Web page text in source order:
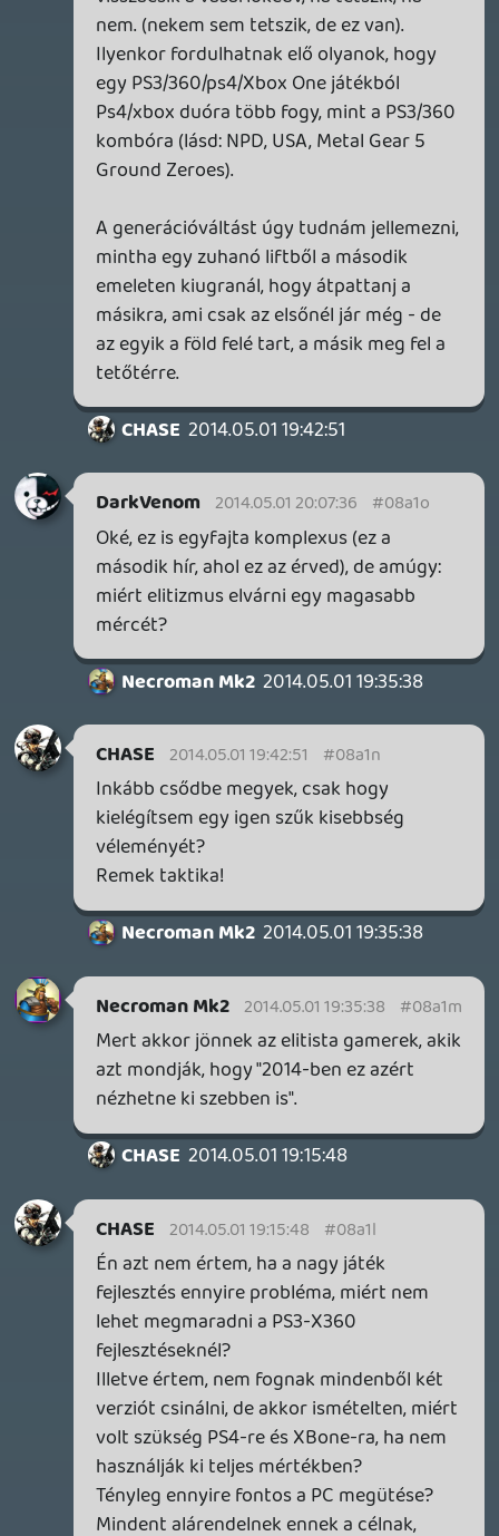
Nagyon profi technológia, le a kalappal,
nekem ezek nagyon tetszenek.
Danee 2014.05.01 00:21:07
Danee 2014.05.01 00:21:07 #08a1d
Tényleg király lenne, de azért ez is eléggé
szuper:
Tekerd 2:30-ra, ha magától nem menne
oda.
Alwares 2014.04.30 23:57:21 #08a1c
Át kell ültetni szépen VR-ra, ez való az arra
Danee 2014.04.30 21:43:15
mcmacko 2014.04.30 23:35:20 #08a1b
Azért az óbégatásról tudni kell, hogy
lőni.... 😃
liquid 2014.04.30 22:21:30 #08a1a
Tegnap éjszaka bedobtuk, aki lemaradt
volna róla: az első másfél perc vágatlanul,
utómunka nélkül:
Siklarat lefoglalta a Dark Souls II PC-s
kiadása ? 😃
2014.04.30 21:55:30#08a18
azerbaijanban kiadott 😃 😃 😃 😃
Danee 2014.04.30 21:43:15 #08a17
élő HD videó. Androidon van ilyen app is,
hogy sample videókat meg lehet nézni,
miközben a telefont forgatva
nézelődhetsz, nagyon állat!
Alwares 2014.04.30 20:52:39
DarkVenom 2014.04.30 21:21:48 #08a16
imgur.com
Innen lehet válogatni.
liquid 2014.04.30 20:37:46
Ozzz 2014.04.30 21:11:11 #08a15